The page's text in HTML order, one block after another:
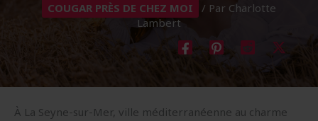
COUGAR PRÈS DE CHEZ MOI / Par Charlotte
Lambert
À La Seyne-sur-Mer, ville méditerranéenne au charme